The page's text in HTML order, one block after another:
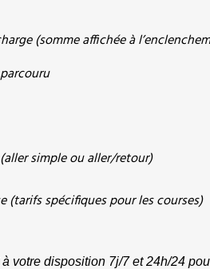
(somme affichée à
simple ou aller/retour)
(tarifs spécifiques pour les courses)
votre disposition 7j/7 et 24h/24